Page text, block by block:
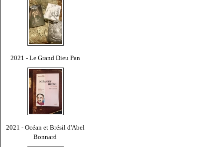
2021 - Le Grand Dieu Pan
2021 - Océan et Brésil d'Abel
Bonnard